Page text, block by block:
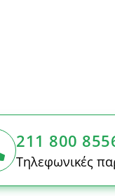
211 800
Τηλεφωνικές